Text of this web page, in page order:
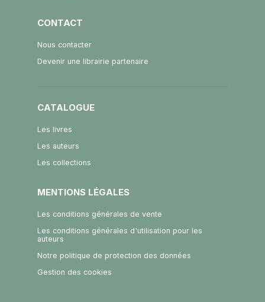
CONTACT
Nous contacter
Devenir une librairie partenaire
CATALOGUE
Les livres
Les auteurs
Les collections
MENTIONS LÉGALES
Les conditions générales de vente
Les conditions générales d'utilisation pour les
auteurs
Notre politique de protection des données
Gestion des cookies